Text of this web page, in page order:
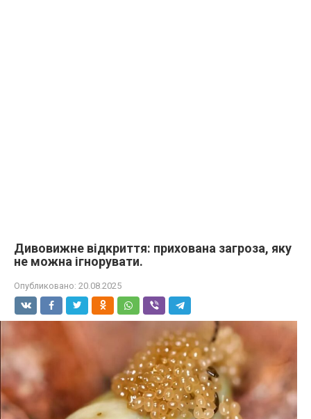
Дивовижне відкриття: прихована загроза, яку
не можна ігнорувати.
Опубликовано: 20.08.2025